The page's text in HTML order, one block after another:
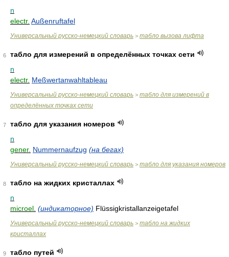
n
electr. Außenruftafel
Универсальный русско-немецкий словарь > табло вызова лифта
6
табло для измерений в определённых точках сети
n
electr. Meßwertanwahltableau
Универсальный русско-немецкий словарь > табло для измерений в
определённых точках сети
7
табло для указания номеров
n
gener. Nummernaufzug (на бегах)
Универсальный русско-немецкий словарь > табло для указания номеров
8
табло на жидких кристаллах
n
microel. (индикаторное) Flüssigkristallanzeigetafel
Универсальный русско-немецкий словарь > табло на жидких
кристаллах
9
табло путей